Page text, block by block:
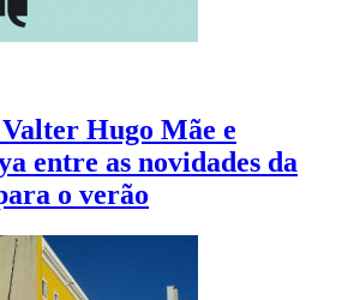
Hugo Mãe e
entre as novidades da
o verão